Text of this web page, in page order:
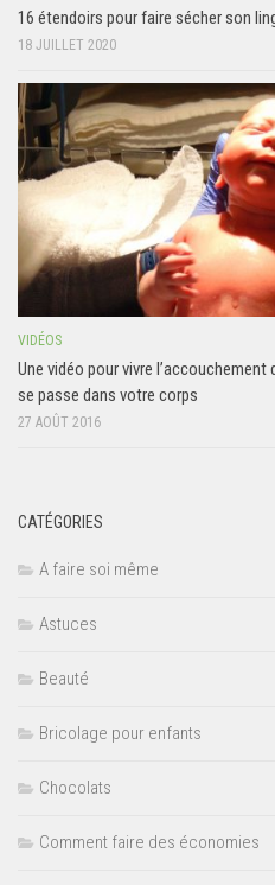
16 étendoirs pour faire sécher son
18 JUILLET 2020
VIDÉOS
Une vidéo pour vivre l’accouchement
se passe dans votre corps
27 AOÛT 2016
CATÉGORIES
A faire soi même
Astuces
Beauté
Bricolage pour enfants
Chocolats
Comment faire des économies